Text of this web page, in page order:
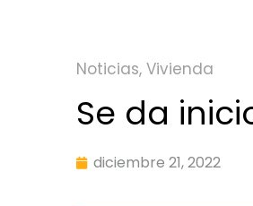
Noticias, Vivienda
Se da
diciembre 21, 2022